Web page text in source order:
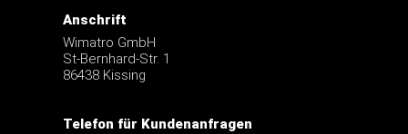
Anschrift
Wimatro GmbH
St-Bernhard-Str. 1
86438 Kissing
Telefon für Kundenanfragen